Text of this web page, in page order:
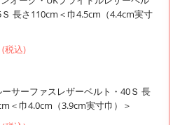
Ｓ 長さ110cm＜巾4.5cm（4.4cm実寸
税込)
ーサーファスレザーベルト・40Ｓ 長
＜巾4.0cm（3.9cm実寸巾）＞